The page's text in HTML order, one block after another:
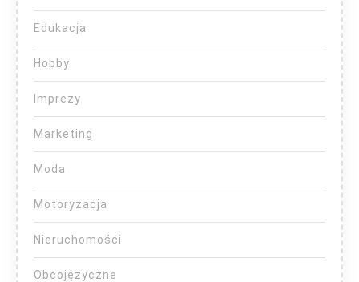
Edukacja
Hobby
Imprezy
Marketing
Moda
Motoryzacja
Nieruchomości
Obcojęzyczne